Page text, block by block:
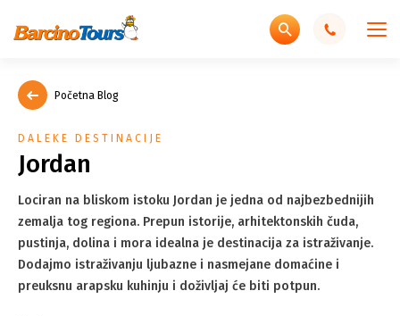
Početna Blog
DALEKE DESTINACIJE
Jordan
Lociran na bliskom istoku Jordan je jedna od najbezbednijih
zemalja tog regiona. Prepun istorije, arhitektonskih čuda,
pustinja, dolina i mora idealna je destinacija za istraživanje.
Dodajmo istraživanju ljubazne i nasmejane domaćine i
preuksnu arapsku kuhinju i doživljaj će biti potpun.